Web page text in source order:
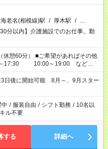
海老名(相模線)駅 / 厚木駅 / …
分以内】介護施設でのお仕事。勤
望があればその他
～17:30 10:00～19:00 など
」 「できれば残業はしたくない」
お仕事をご紹介します！ ※Wワ
事で希望する勤務時間と、もう1つ
週40時間を超える場合は応募でき
日後に開始可能 8月～、9月スター
/ 服装自由 / シフト勤務 / 10名以
ル不要
する 詳細へ